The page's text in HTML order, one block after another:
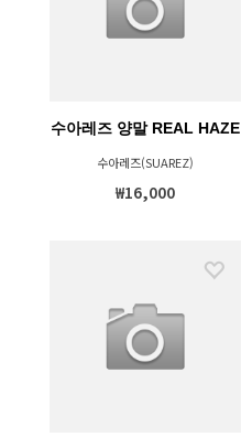
수아레즈 양말 REAL HAZE
수아레즈(SUAREZ)
₩16,000